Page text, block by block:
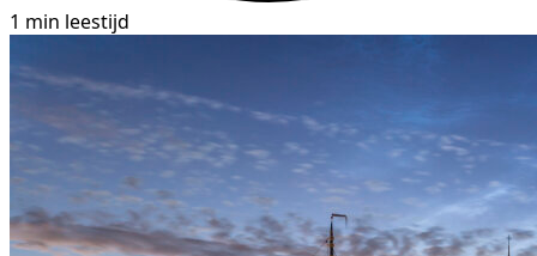
1 min leestijd